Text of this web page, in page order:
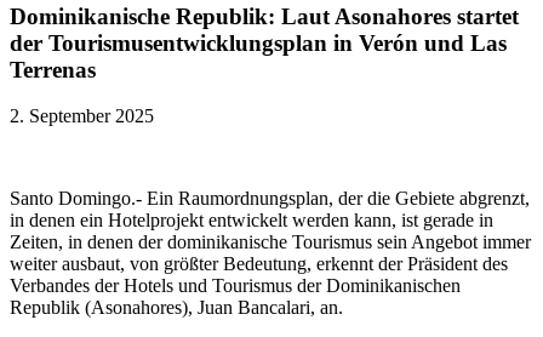
Dominikanische Republik: Laut Asonahores startet
der Tourismusentwicklungsplan in Verón und Las
Terrenas
2. September 2025
Santo Domingo.- Ein Raumordnungsplan, der die Gebiete abgrenzt,
in denen ein Hotelprojekt entwickelt werden kann, ist gerade in
Zeiten, in denen der dominikanische Tourismus sein Angebot immer
weiter ausbaut, von größter Bedeutung, erkennt der Präsident des
Verbandes der Hotels und Tourismus der Dominikanischen
Republik (Asonahores), Juan Bancalari, an.